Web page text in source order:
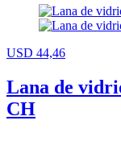
USD 44,46
Lana de
CH